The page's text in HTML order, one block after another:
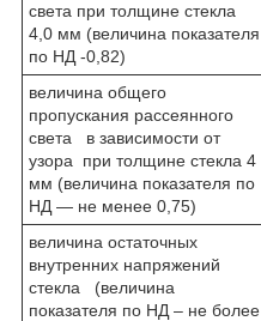
света при толщине стекла
4,0 мм (величина показателя
по НД -0,82)
величина общего
пропускания рассеянного
света в зависимости от
узора при толщине стекла 4
мм (величина показателя по
НД — не менее 0,75)
величина остаточных
внутренних напряжений
стекла (величина
показателя по НД – не более